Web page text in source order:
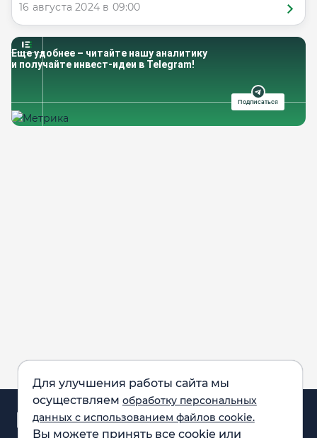
Для улучшения работы сайта мы
осуществляем обработку персональных
данных с использованием файлов cookie.
Вы можете принять все cookie или
16 августа 2024 в 09:00
Еще удобнее – читайте нашу аналитику
и получайте инвест-идеи в Telegram!
Подписаться
Аналитика и
новости